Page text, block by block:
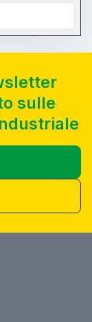
sulle